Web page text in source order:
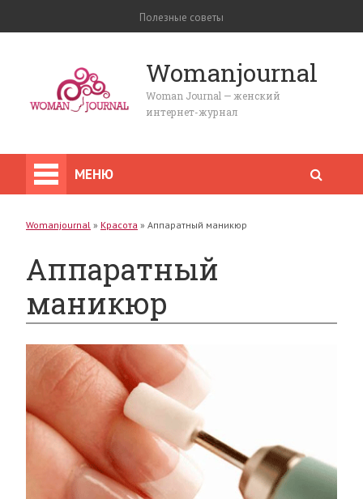
Полезные советы
Womanjournal
Woman Journal — женский
интернет-журнал
МЕНЮ
Womanjournal » Красота » Аппаратный маникюр
Аппаратный
маникюр